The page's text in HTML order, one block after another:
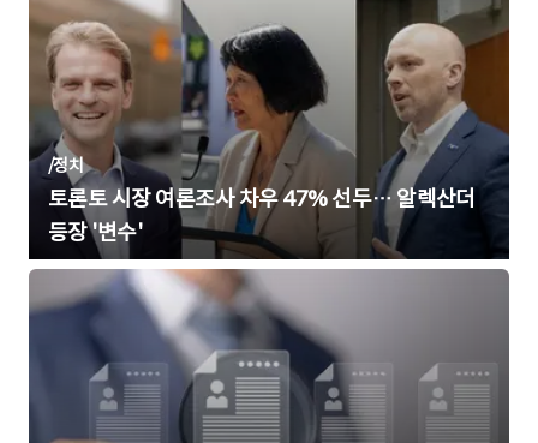
/정치
토론토 시장 여론조사 차우 47% 선두… 알렉산더
등장 '변수'